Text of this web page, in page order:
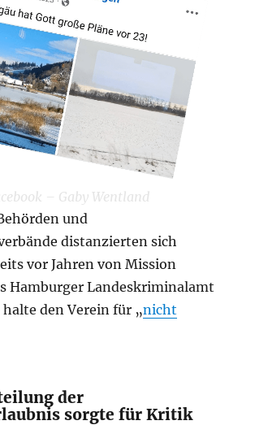
– Gaby Wentland
und
distanzierten sich
vor Jahren von Mission
Hamburger Landeskriminalamt
den Verein für „nicht
der
sorgte für Kritik